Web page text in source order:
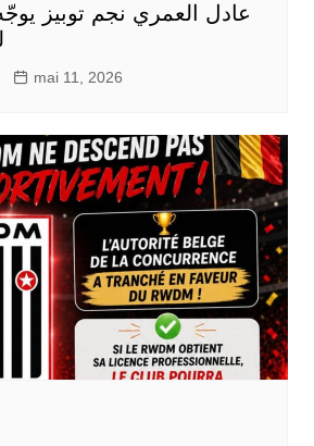
عادل العمري نجم توبيز
mai 11, 2026